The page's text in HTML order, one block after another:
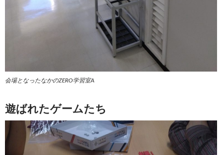
会場となったなかのZERO学習室A
遊ばれたゲームたち